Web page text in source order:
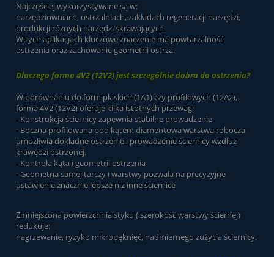
Najczęściej wykorzystywane są w:
narzędziowniach, ostrzalniach, zakładach regeneracji narzędzi,
produkcji różnych narzędzi skrawających.
W tych aplikacjach kluczowe znaczenie ma powtarzalność
ostrzenia oraz zachowanie geometrii ostrza.
Dlaczego forma 4V2 (12V2) jest szczególnie dobra do ostrzenia?
W porównaniu do form płaskich (1A1) czy profilowych (12A2),
forma 4V2 (12V2) oferuje kilka istotnych przewag:
- Konstrukcja ściernicy zapewnia stabilne prowadzenie
- Boczna profilowana pod kątem diamentowa warstwa robocza
umożliwia dokładne ostrzenie i prowadzenie ściernicy wzdłuż
krawędzi ostrzonej.
- Kontrola kąta i geometrii ostrzenia
- Geometria samej tarczy i warstwy pozwala na precyzyjne
ustawienie znacznie lepsze niż inne ściernice
Zmniejszona powierzchnia styku ( szerokość warstwy ściernej)
redukuje:
nagrzewanie, ryzyko mikropęknięć, nadmiernego zużycia ściernicy.